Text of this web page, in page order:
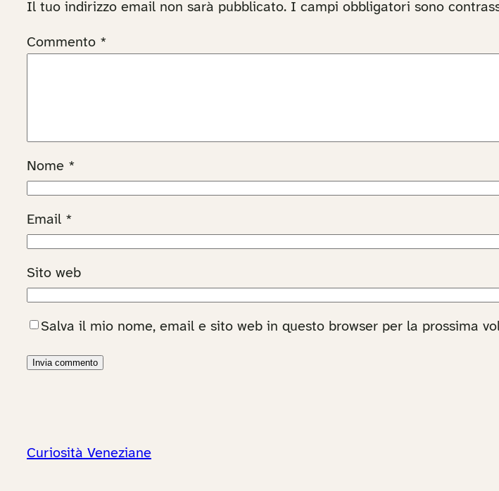
Il tuo indirizzo email non sarà pubblicato. I campi obbligatori sono
Commento *
Nome *
Email *
Sito web
Salva il mio nome, email e sito web in questo browser per la prossima
Curiosità Veneziane